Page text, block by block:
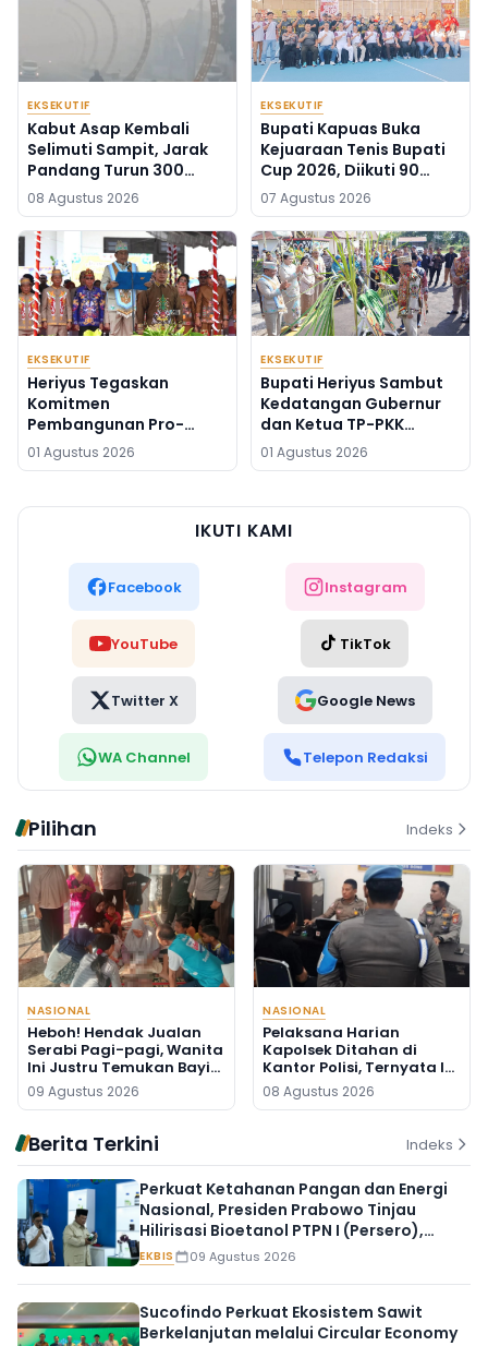
EKSEKUTIF
Kabut Asap Kembali
Selimuti Sampit, Jarak
Pandang Turun 300
Meter
08 Agustus 2026
EKSEKUTIF
Bupati Kapuas Buka
Kejuaraan Tenis Bupati
Cup 2026, Diikuti 90
Atlet Kalteng dan Kalsel
07 Agustus 2026
EKSEKUTIF
Heriyus Tegaskan
Komitmen
Pembangunan Pro-
Rakyat di HUT ke-24
Murung Raya
01 Agustus 2026
EKSEKUTIF
Bupati Heriyus Sambut
Kedatangan Gubernur
dan Ketua TP-PKK
Kalteng
01 Agustus 2026
IKUTI KAMI
Facebook Instagram
YouTube TikTok
Twitter X Google News
WA Channel Telepon Redaksi
Pilihan Indeks
NASIONAL
Heboh! Hendak Jualan
Serabi Pagi-pagi, Wanita
Ini Justru Temukan Bayi
Baru Lahir di Pos Kamling
09 Agustus 2026
NASIONAL
Pelaksana Harian
Kapolsek Ditahan di
Kantor Polisi, Ternyata Ini
Penyebabnya
08 Agustus 2026
Berita Terkini Indeks
Perkuat Ketahanan Pangan dan Energi
Nasional, Presiden Prabowo Tinjau
Hilirisasi Bioetanol PTPN I (Persero),
Subholding Perkebunan Nusantara
EKBIS 09 Agustus 2026
Sucofindo Perkuat Ekosistem Sawit
Berkelanjutan melalui Circular Economy